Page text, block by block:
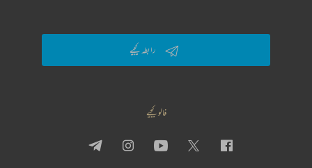
رابطہ کیجیے
فالو کیجیے